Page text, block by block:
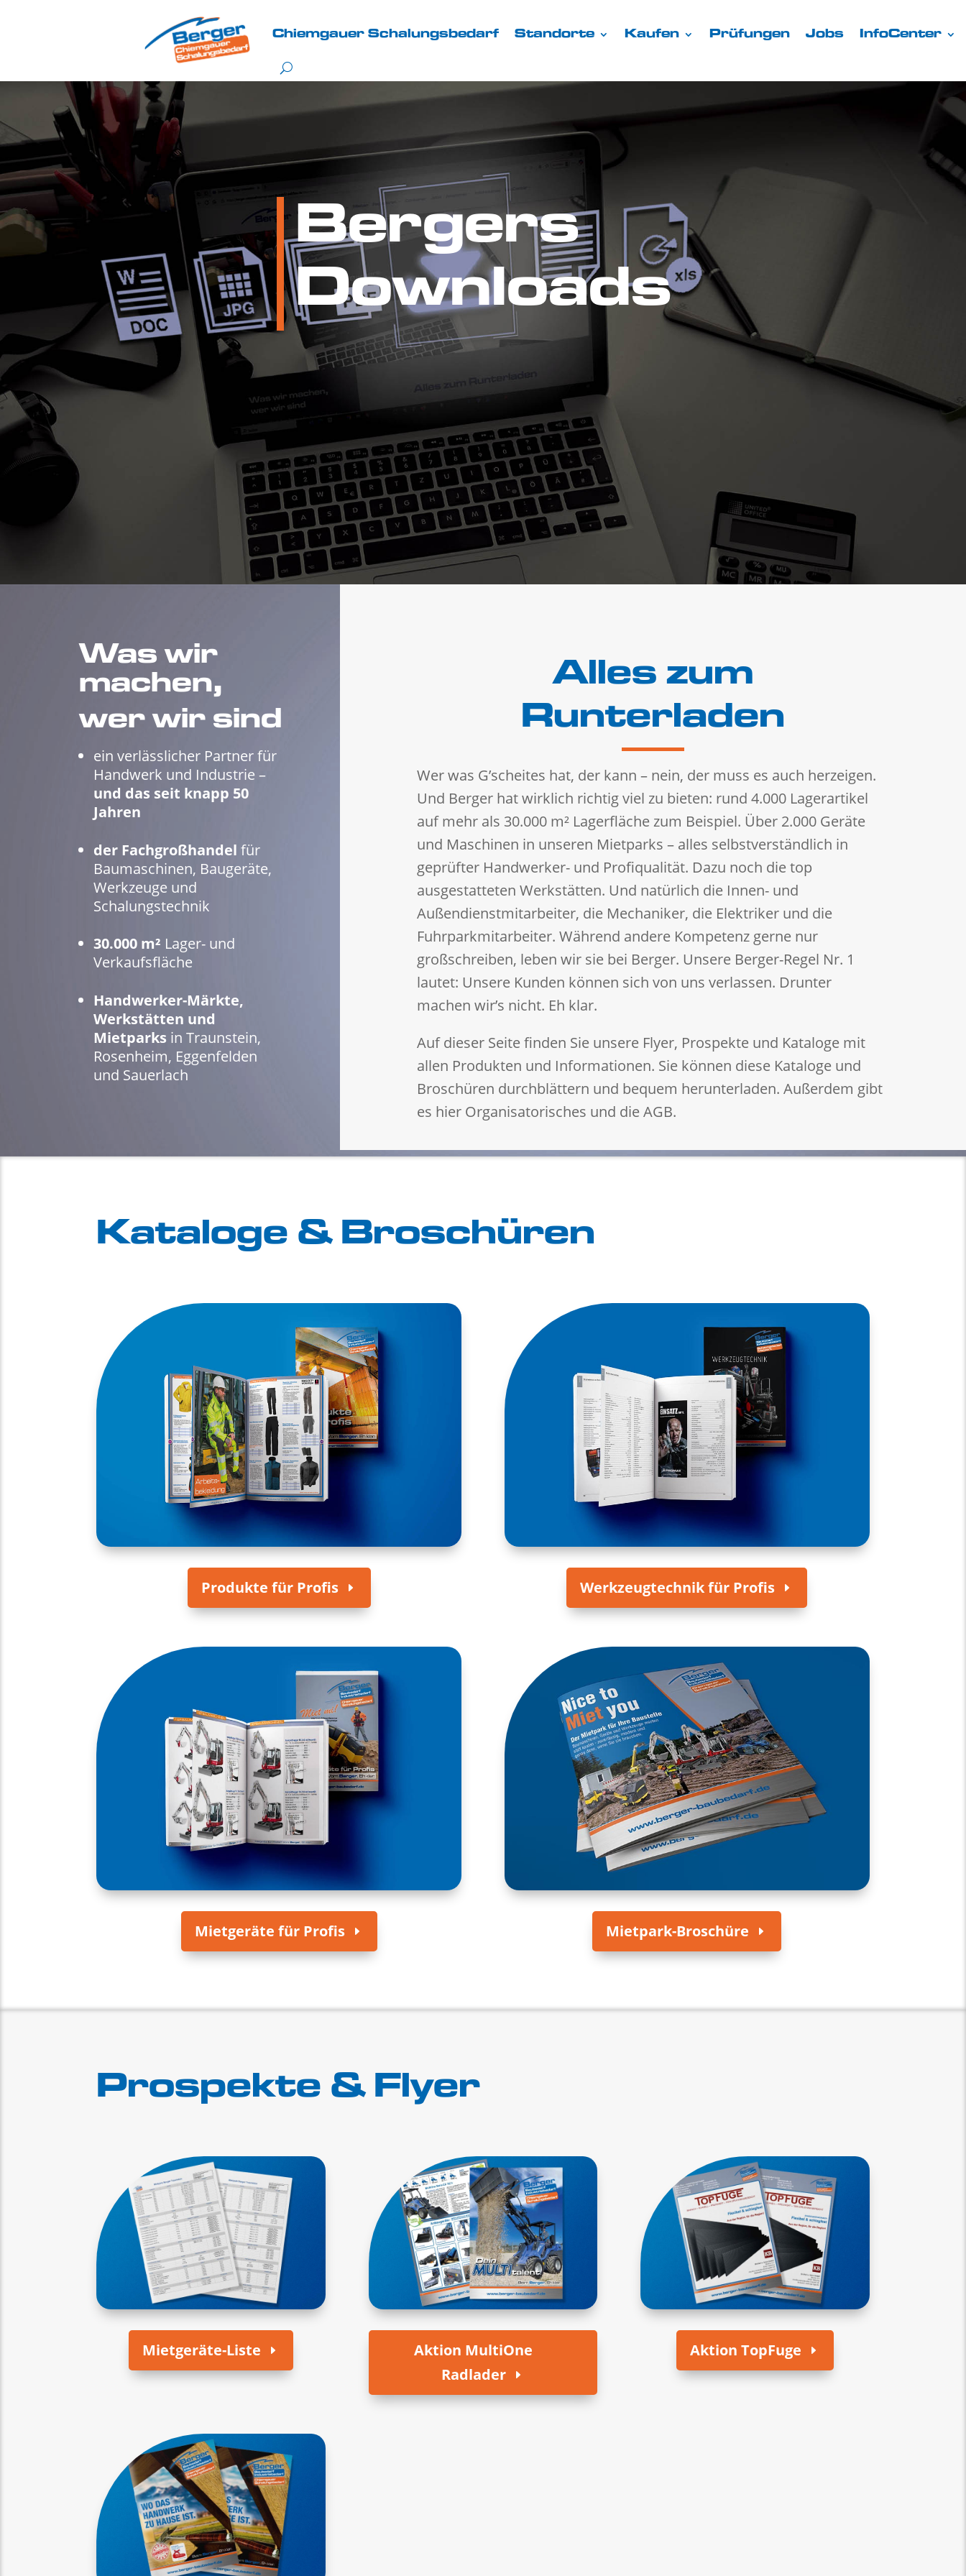
Chiemgauer Schalungsbedarf Standorte Kaufen Prüfungen Jobs InfoCenter
Bergers
Downloads
Was wir
machen,
wer wir sind
ein verlässlicher Partner für
Handwerk und Industrie –
und das seit knapp 50
Jahren
der Fachgroßhandel für
Baumaschinen, Baugeräte,
Werkzeuge und
Schalungstechnik
30.000 m² Lager- und
Verkaufsfläche
Handwerker-Märkte,
Werkstätten und
Mietparks in Traunstein,
Rosenheim, Eggenfelden
und Sauerlach
Alles zum
Runterladen
Wer was G’scheites hat, der kann – nein, der muss es auch herzeigen.
Und Berger hat wirklich richtig viel zu bieten: rund 4.000 Lagerartikel
auf mehr als 30.000 m² Lagerfläche zum Beispiel. Über 2.000 Geräte
und Maschinen in unseren Mietparks – alles selbstverständlich in
geprüfter Handwerker- und Profiqualität. Dazu noch die top
ausgestatteten Werkstätten. Und natürlich die Innen- und
Außendienstmitarbeiter, die Mechaniker, die Elektriker und die
Fuhrparkmitarbeiter. Während andere Kompetenz gerne nur
großschreiben, leben wir sie bei Berger. Unsere Berger-Regel Nr. 1
lautet: Unsere Kunden können sich von uns verlassen. Drunter
machen wir’s nicht. Eh klar.
Auf dieser Seite finden Sie unsere Flyer, Prospekte und Kataloge mit
allen Produkten und Informationen. Sie können diese Kataloge und
Broschüren durchblättern und bequem herunterladen. Außerdem gibt
es hier Organisatorisches und die AGB.
Kataloge & Broschüren
Produkte für Profis Werkzeugtechnik für Profis
Mietgeräte für Profis Mietpark-Broschüre
Prospekte & Flyer
Mietgeräte-Liste
Aktion MultiOne
Radlader
Aktion TopFuge